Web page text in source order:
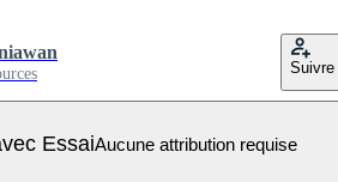
Suivre
EssaiAucune attribution requise